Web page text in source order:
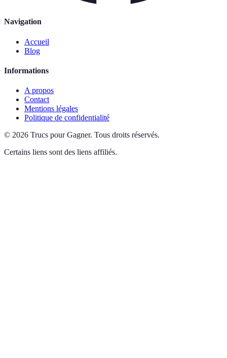
Navigation
Accueil
Blog
Informations
A propos
Contact
Mentions légales
Politique de confidentialité
© 2026 Trucs pour Gagner. Tous droits réservés.
Certains liens sont des liens affiliés.